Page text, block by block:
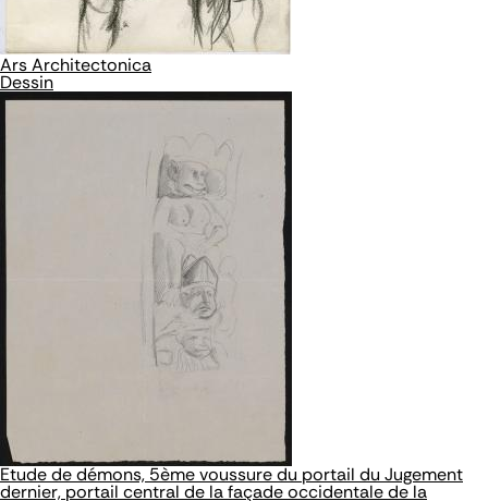
Ars Architectonica
Dessin
Etude de démons, 5ème voussure du portail du Jugement
dernier, portail central de la façade occidentale de la